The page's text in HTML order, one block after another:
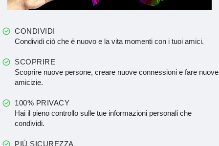
CONDIVIDI
Condividi ciò che è nuovo e la vita momenti con i tuoi amici.
SCOPRIRE
Scoprire nuove persone, creare nuove connessioni e fare nuove
amicizie.
100% PRIVACY
Hai il pieno controllo sulle tue informazioni personali che
condividi.
PIÙ SICUREZZA